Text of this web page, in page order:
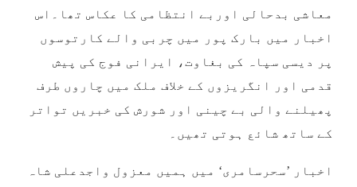
معاشی بدحالی اوربے انتظامی کا عکاس تھا۔اس
اخبار میں بارک پور میں چربی والے کارتوسوں
پر دیسی سپاہ کی بغاوت، ایرانی فوج کی پیش
قدمی اور انگریزوں کے خلاف ملک میں چاروں طرف
پھیلنے والی بے چینی اور شورش کی خبریں تواتر
کے ساتھ شائع ہوتی تھیں۔
اخبار ’سحرسامری‘ میں ہمیں معزول واجدعلی شاہ